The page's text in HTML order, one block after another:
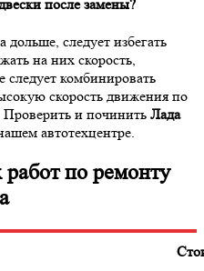
после замены?
следует избегать
на них скорость,
следует комбинировать
скорость движения по
Проверить и починить Лада
автотехцентре.
по ремонту